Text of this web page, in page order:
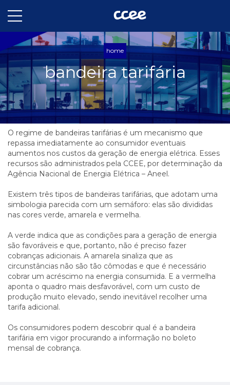
home
bandeira tarifária
O regime de bandeiras tarifárias é um mecanismo que
repassa imediatamente ao consumidor eventuais
aumentos nos custos da geração de energia elétrica. Esses
recursos são administrados pela CCEE, por determinação da
Agência Nacional de Energia Elétrica – Aneel.
Existem três tipos de bandeiras tarifárias, que adotam uma
simbologia parecida com um semáforo: elas são divididas
nas cores verde, amarela e vermelha.
A verde indica que as condições para a geração de energia
são favoráveis e que, portanto, não é preciso fazer
cobranças adicionais. A amarela sinaliza que as
circunstâncias não são tão cômodas e que é necessário
cobrar um acréscimo na energia consumida. E a vermelha
aponta o quadro mais desfavorável, com um custo de
produção muito elevado, sendo inevitável recolher uma
tarifa adicional.
Os consumidores podem descobrir qual é a bandeira
tarifária em vigor procurando a informação no boleto
mensal de cobrança.